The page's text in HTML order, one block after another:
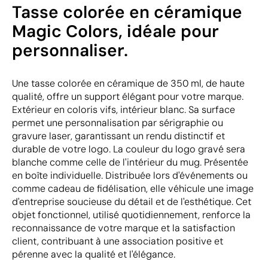
Tasse colorée en céramique
Magic Colors, idéale pour
personnaliser.
Une tasse colorée en céramique de 350 ml, de haute
qualité, offre un support élégant pour votre marque.
Extérieur en coloris vifs, intérieur blanc. Sa surface
permet une personnalisation par sérigraphie ou
gravure laser, garantissant un rendu distinctif et
durable de votre logo. La couleur du logo gravé sera
blanche comme celle de l'intérieur du mug. Présentée
en boîte individuelle. Distribuée lors d'événements ou
comme cadeau de fidélisation, elle véhicule une image
d'entreprise soucieuse du détail et de l'esthétique. Cet
objet fonctionnel, utilisé quotidiennement, renforce la
reconnaissance de votre marque et la satisfaction
client, contribuant à une association positive et
pérenne avec la qualité et l'élégance.